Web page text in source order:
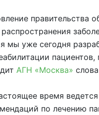
правительства
мы уже сегодня
АГН «Москва»
время
по лечению